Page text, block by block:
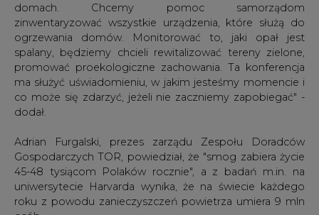
domach. Chcemy pomoc samorządom
zinwentaryzować wszystkie urządzenia, które służą do
ogrzewania domów. Monitorować to, jaki opał jest
spalany, będziemy chcieli rewitalizować tereny zielone,
promować proekologiczne zachowania. Ta konferencja
ma służyć uświadomieniu, w jakim jesteśmy momencie i
co może się zdarzyć, jeżeli nie zaczniemy zapobiegać" -
dodał.
Adrian Furgalski, prezes zarządu Zespołu Doradców
Gospodarczych TOR, powiedział, że "smog zabiera życie
45-48 tysiącom Polaków rocznie", a z badań m.in. na
uniwersytecie Harvarda wynika, że na świecie każdego
roku z powodu zanieczyszczeń powietrza umiera 9 mln